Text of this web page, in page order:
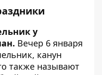
у
Вечер 6 января
канун
также называют